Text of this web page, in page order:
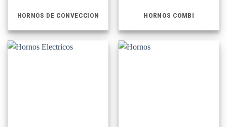
HORNOS DE CONVECCION HORNOS COMBI